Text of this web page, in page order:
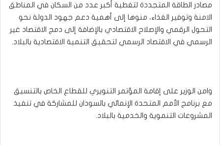
مصادر الطاقة المتجددة لتغطية أكبر عدد من السكان في المناطق
الامنة وتوفير الغذاء، منوها إلى أهمية دعم جهود الدولة نحو
التحول الرقمي والإصلاح الاقتصادي بالإضافة إلى دمج الاقتصاد غير
الرسمي في الاقتصاد الرسمي لتحقيق التنمية الاقتصادية بالبلاد.
وامن الوزير على إقامة المؤتمر التنويري للقطاع الخاص بالتنسيق
مع برنامج الأمم المتحدة الإنمائي بالسودان للمشاركة في تنفيذ
المشروعات التنموية والخدمية بالبلاد.